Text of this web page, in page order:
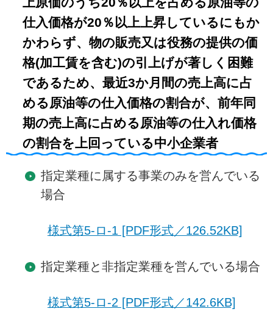
仕入価格が20％以上上昇しているにもか
かわらず、物の販売又は役務の提供の価
格(加工賃を含む)の引上げが著しく困難
であるため、最近3か月間の売上高に占
める原油等の仕入価格の割合が、前年同
期の売上高に占める原油等の仕入れ価格
の割合を上回っている中小企業者
指定業種に属する事業のみを営んでいる
場合
様式第5-ロ-1 [PDF形式／126.52KB]
指定業種と非指定業種を営んでいる場合
様式第5-ロ-2 [PDF形式／142.6KB]